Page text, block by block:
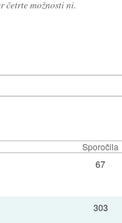
četrte možnosti ni.
Sporočila
67
303